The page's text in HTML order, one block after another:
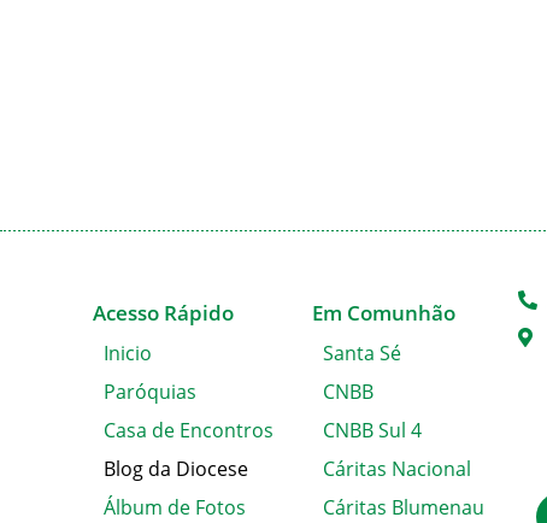
Acesso Rápido
Inicio
Paróquias
Casa de Encontros
Blog da Diocese
Álbum de Fotos
Em Comunhão
Santa Sé
CNBB
CNBB Sul 4
Cáritas Nacional
Cáritas Blumenau